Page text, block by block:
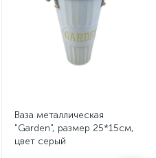
Ваза металлическая
"Garden", размер 25*15см,
цвет серый